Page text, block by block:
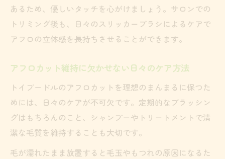
あるため、優しいタッチを心がけましょう。サロンでの
トリミング後も、日々のスリッカーブラシによるケアで
アフロの立体感を長持ちさせることができます。
アフロカット維持に欠かせない日々のケア方法
トイプードルのアフロカットを理想のまんまるに保つた
めには、日々のケアが不可欠です。定期的なブラッシン
グはもちろんのこと、シャンプーやトリートメントで清
潔な毛質を維持することも大切です。
毛が濡れたまま放置すると毛玉やもつれの原因になるた